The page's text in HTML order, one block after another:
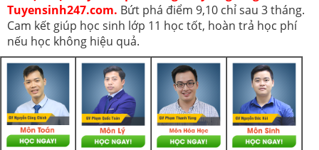
Tuyensinh247.com. Bứt phá điểm 9,10 chỉ sau 3 tháng.
Cam kết giúp học sinh lớp 11 học tốt, hoàn trả học phí
nếu học không hiệu quả.